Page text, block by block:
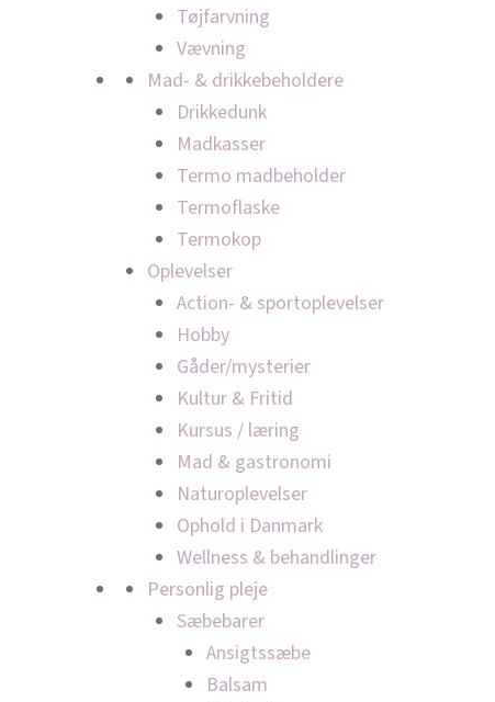
Tøjfarvning
Vævning
Mad- & drikkebeholdere
Drikkedunk
Madkasser
Termo madbeholder
Termoflaske
Termokop
Oplevelser
Action- & sportoplevelser
Hobby
Gåder/mysterier
Kultur & Fritid
Kursus / læring
Mad & gastronomi
Naturoplevelser
Ophold i Danmark
Wellness & behandlinger
Personlig pleje
Sæbebarer
Ansigtssæbe
Balsam